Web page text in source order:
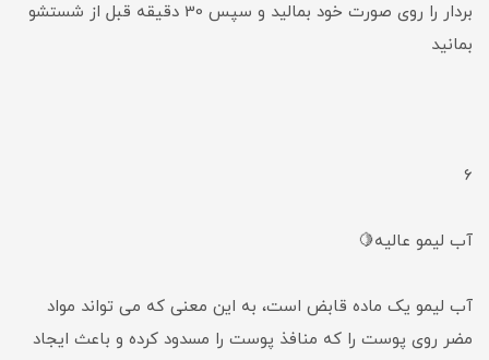
بردار را روی صورت خود بمالید و سپس 30 دقیقه قبل از شستشو
بمانید
6
آب لیمو عالیه🍋
آب لیمو یک ماده قابض است، به این معنی که می تواند مواد
مضر روی پوست را که منافذ پوست را مسدود کرده و باعث ایجاد